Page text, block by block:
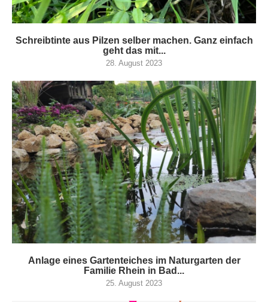
Schreibtinte aus Pilzen selber machen. Ganz einfach
geht das mit...
28. August 2023
Anlage eines Gartenteiches im Naturgarten der
Familie Rhein in Bad...
25. August 2023